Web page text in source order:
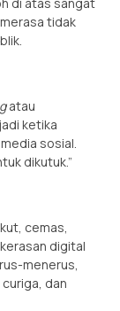
tidak
atau
ketika
sosial.
dikutuk.”
cemas,
digital
menerus,
dan